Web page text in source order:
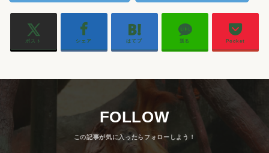
ポスト シェア はてブ 送る Pocket
FOLLOW